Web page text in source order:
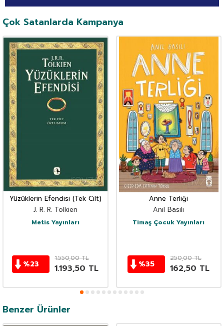
Çok Satanlarda Kampanya
Yüzüklerin Efendisi (Tek Cilt)
J. R. R. Tolkien
Metis Yayınları
%23
1.550,00TL
1.193,50 TL
Anne Terliği
Anıl Basılı
Timaş Çocuk Yayınları
%35
250,00TL
162,50 TL
Benzer Ürünler